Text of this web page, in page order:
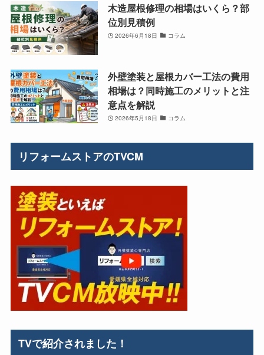
木造屋根修理の相場はいくら？部
位別見積例
2026年6月18日 コラム
外壁塗装と屋根カバー工法の費用
相場は？同時施工のメリットと注
意点を解説
2026年5月18日 コラム
リフォームストアのTVCM
TVで紹介されました！